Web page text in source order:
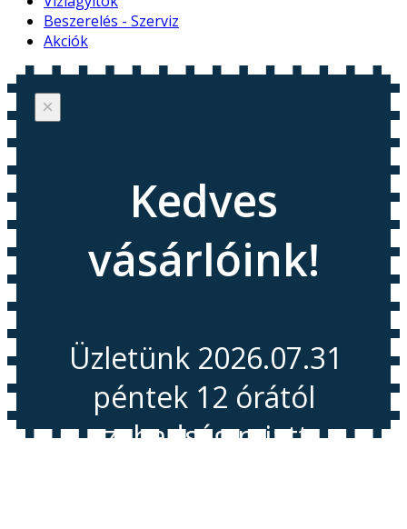
Beszerelés - Szerviz
Akciók
×
Kedves
vásárlóink!
Üzletünk 2026.07.31
péntek 12 órától
szabadság miatt